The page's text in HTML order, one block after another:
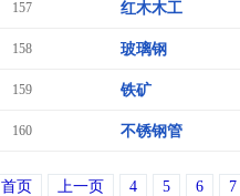
157 红木木工
158 玻璃钢
159 铁矿
160 不锈钢管
首页 上一页 4 5 6 7